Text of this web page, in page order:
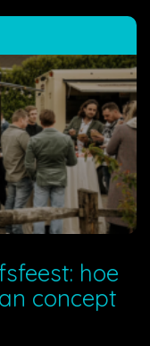
hoe
concept